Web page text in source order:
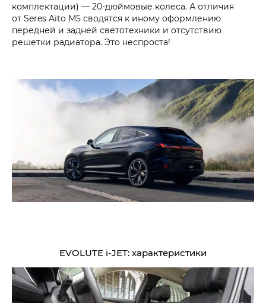
комплектации) — 20-дюймовые колеса. А отличия
от Seres Aito М5 сводятся к иному оформлению
передней и задней светотехники и отсутствию
решетки радиатора. Это неспроста!
EVOLUTE i‑JET: характеристики